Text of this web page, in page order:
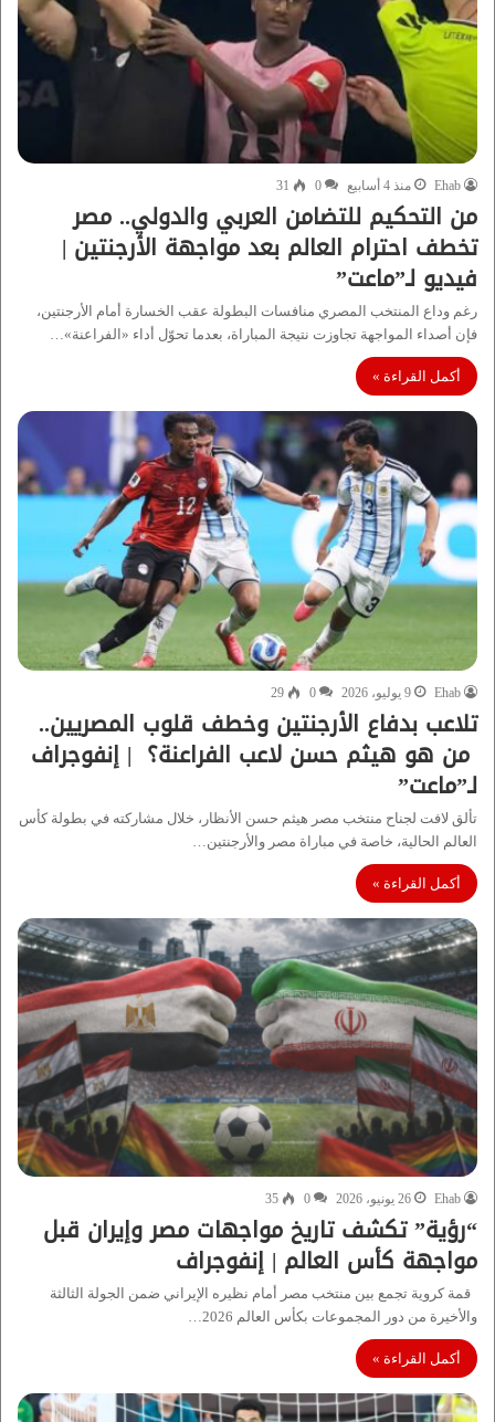
Ehab منذ 4 أسابيع 0
31
من التحكيم للتضامن العربي والدولي.. مصر
تخطف احترام العالم بعد مواجهة الأرجنتين |
فيديو لـ”ماعت”
رغم وداع المنتخب المصري منافسات البطولة عقب الخسارة أمام الأرجنتين،
فإن أصداء المواجهة تجاوزت نتيجة المباراة، بعدما تحوّل أداء «الفراعنة»…
أكمل القراءة »
Ehab 9 يوليو، 2026 0
29
تلاعب بدفاع الأرجنتين وخطف قلوب المصريين..
من هو هيثم حسن لاعب الفراعنة؟ | إنفوجراف
لـ”ماعت”
تألق لافت لجناح منتخب مصر هيثم حسن الأنظار، خلال مشاركته في بطولة كأس
العالم الحالية، خاصة في مباراة مصر والأرجنتين…
أكمل القراءة »
Ehab 26 يونيو، 2026 0
35
“رؤية” تكشف تاريخ مواجهات مصر وإيران قبل
مواجهة كأس العالم | إنفوجراف
قمة كروية تجمع بين منتخب مصر أمام نظيره الإيراني ضمن الجولة الثالثة
والأخيرة من دور المجموعات بكأس العالم 2026…
أكمل القراءة »